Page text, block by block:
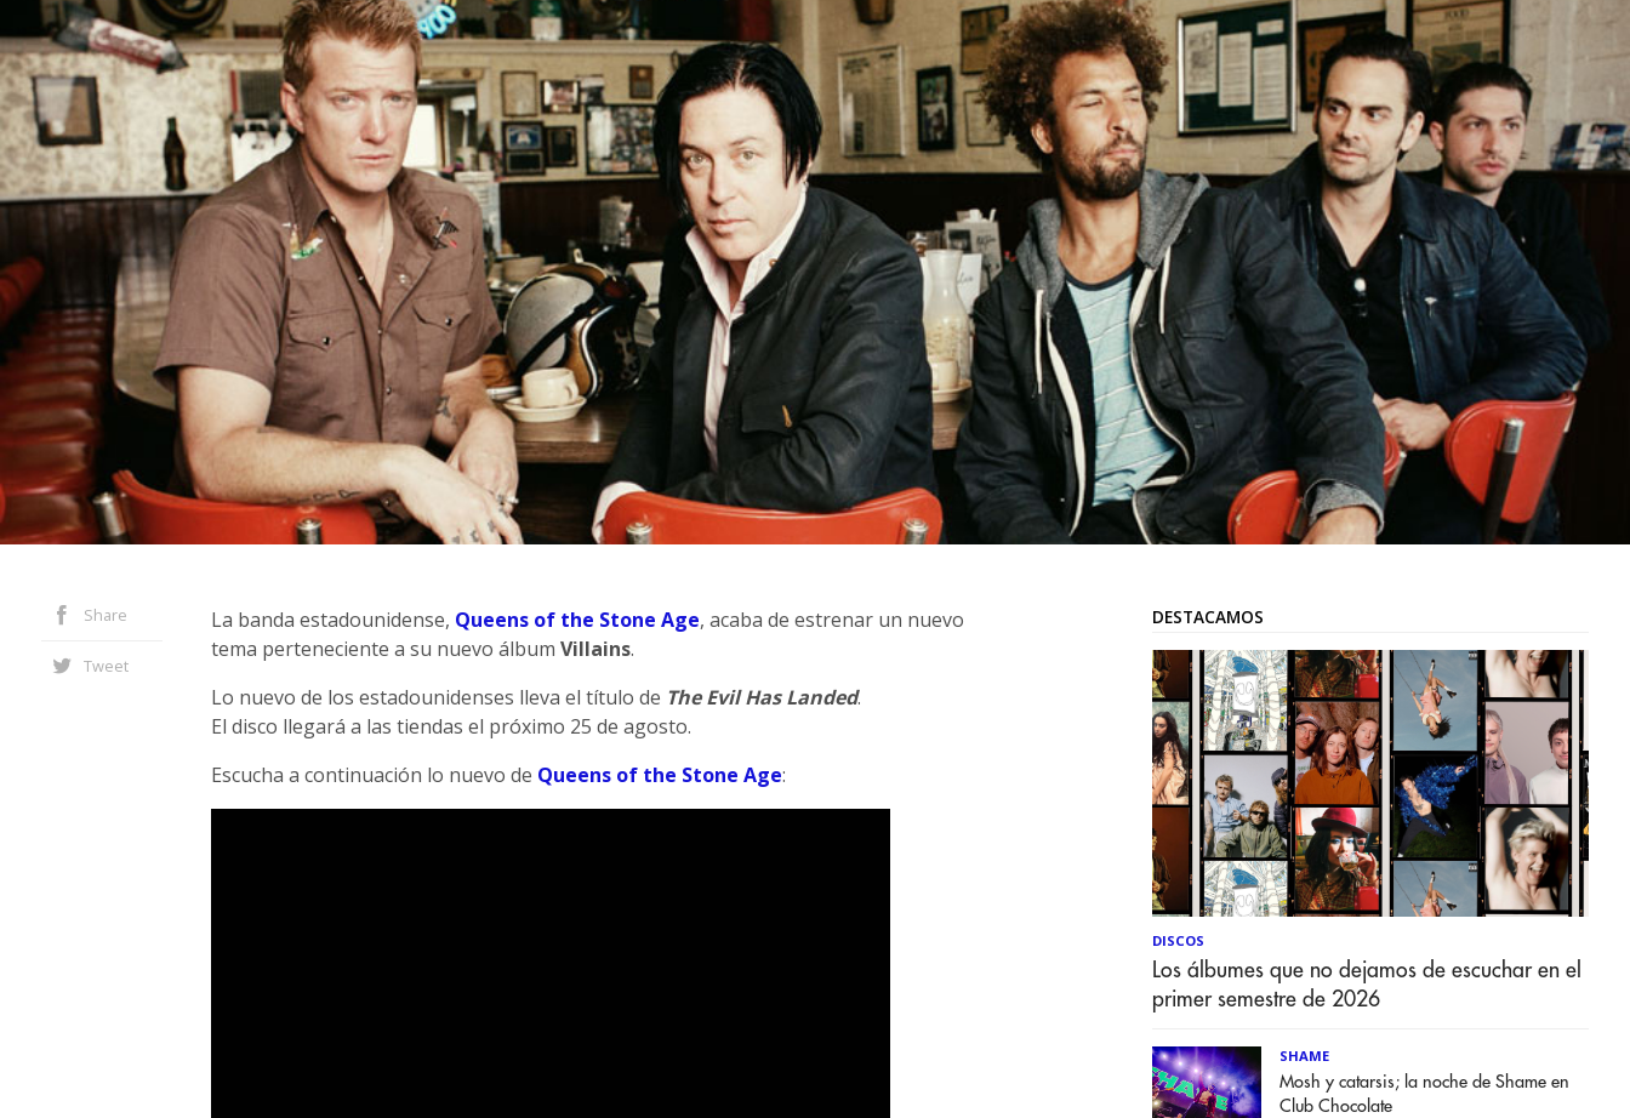
Share
Tweet
La banda estadounidense, Queens of the Stone Age, acaba de estrenar un nuevo
tema perteneciente a su nuevo álbum Villains.
Lo nuevo de los estadounidenses lleva el título de The Evil Has Landed.
El disco llegará a las tiendas el próximo 25 de agosto.
Escucha a continuación lo nuevo de Queens of the Stone Age:
DESTACAMOS
DISCOS
Los álbumes que no dejamos de escuchar en el
primer semestre de 2026
SHAME
Mosh y catarsis; la noche de Shame en
Club Chocolate